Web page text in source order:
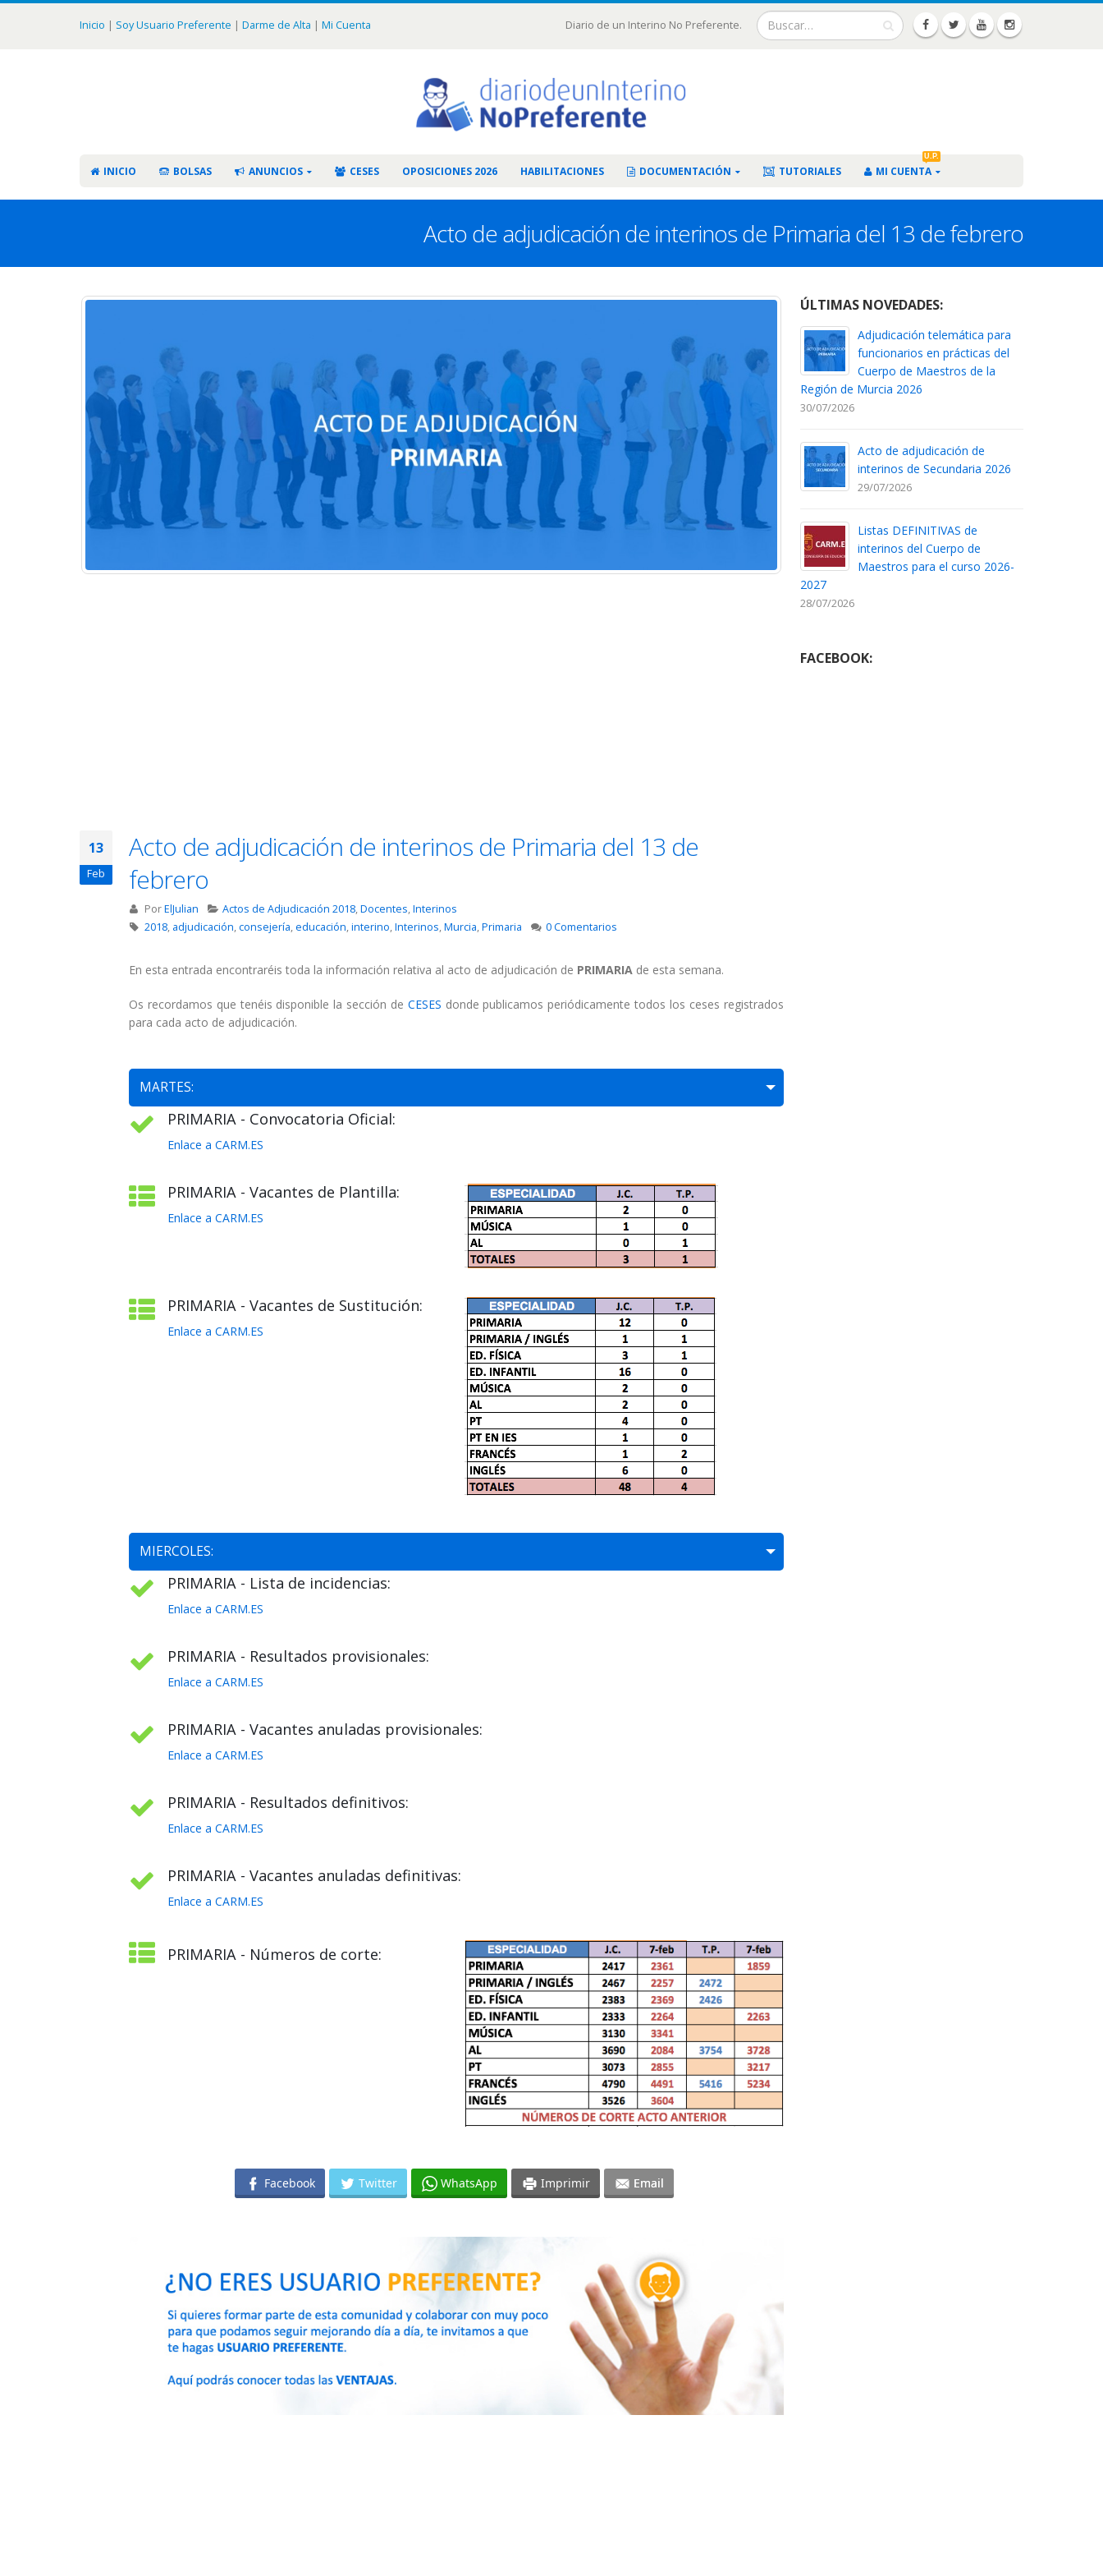
Inicio | Soy Usuario Preferente | Darme de Alta | Mi Cuenta Diario de un Interino No Preferente.
INICIO BOLSAS ANUNCIOS CESES OPOSICIONES 2026 HABILITACIONES DOCUMENTACIÓN TUTORIALES MI CUENTA
U.P.
Acto de adjudicación de interinos de Primaria del 13 de febrero
13
Feb
Acto de adjudicación de interinos de Primaria del 13 de
febrero
PorElJulian Actos de Adjudicación 2018,Docentes,Interinos
2018, adjudicación,consejería,educación,interino,Interinos,Murcia,Primaria 0 Comentarios
En esta entrada encontraréis toda la información relativa al acto de adjudicación de PRIMARIA de esta semana.
Os recordamos que tenéis disponible la sección de CESES donde publicamos periódicamente todos los ceses registrados
para cada acto de adjudicación.
MARTES:
PRIMARIA - Convocatoria Oficial:
Enlace a CARM.ES
PRIMARIA - Vacantes de Plantilla:
Enlace a CARM.ES
PRIMARIA - Vacantes de Sustitución:
Enlace a CARM.ES
MIERCOLES:
PRIMARIA - Lista de incidencias:
Enlace a CARM.ES
PRIMARIA - Resultados provisionales:
Enlace a CARM.ES
PRIMARIA - Vacantes anuladas provisionales:
Enlace a CARM.ES
PRIMARIA - Resultados definitivos:
Enlace a CARM.ES
PRIMARIA - Vacantes anuladas definitivas:
Enlace a CARM.ES
PRIMARIA - Números de corte:
Facebook Twitter WhatsApp Imprimir Email
ÚLTIMAS NOVEDADES:
Adjudicación telemática para
funcionarios en prácticas del
Cuerpo de Maestros de la
Región de Murcia 2026
30/07/2026
Acto de adjudicación de
interinos de Secundaria 2026
29/07/2026
Listas DEFINITIVAS de
interinos del Cuerpo de
Maestros para el curso 2026-
2027
28/07/2026
FACEBOOK: